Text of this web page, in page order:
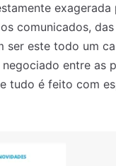
exagerada
comunicados,
este todo um
entre as
tudo é feito com